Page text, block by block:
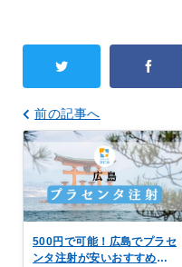
前の記事へ
500円で可能！広島でプラセ
ンタ注射が安いおすすめの